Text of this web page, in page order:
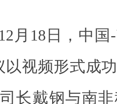
18日，中国-
以视频形式成
长戴钢与南